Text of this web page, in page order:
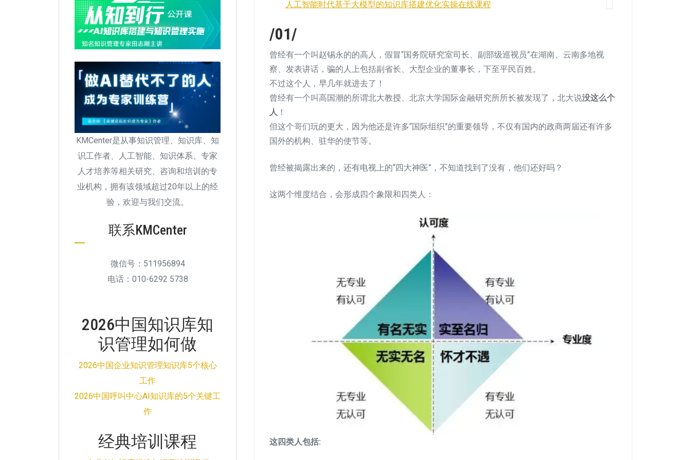
· 人工智能时代基于大模型的知识库搭建优化实操在线课程
/01/
曾经有一个叫赵锡永的的高人，假冒“国务院研究室司长、副部级巡视员”在湖南、云南多地视
察、发表讲话，骗的人上包括副省长、大型企业的董事长，下至平民百姓。
不过这个人，早几年就进去了！
曾经有一个叫高国潮的所谓北大教授、北京大学国际金融研究所所长被发现了，北大说没这么个
人 ！
但这个哥们玩的更大，因为他还是许多“国际组织”的重要领导，不仅有国内的政商两届还有许多
国外的机构、驻华的使节等。
曾经被揭露出来的，还有电视上的“四大神医”，不知道找到了没有，他们还好吗？
这两个维度结合，会形成四个象限和四类人：
这四类人包括:
KMCenter是从事知识管理、知识库、知
识工作者、人工智能、知识体系、专家
人才培养等相关研究、咨询和培训的专
业机构，拥有该领域超过20年以上的经
验，欢迎与我们交流。
联系KMCenter
微信号：511956894
电话：010-6292 5738
2026中国知识库知
识管理如何做
2026中国企业知识管理知识库5个核心
工作
2026中国呼叫中心AI知识库的5个关键工
作
经典培训课程